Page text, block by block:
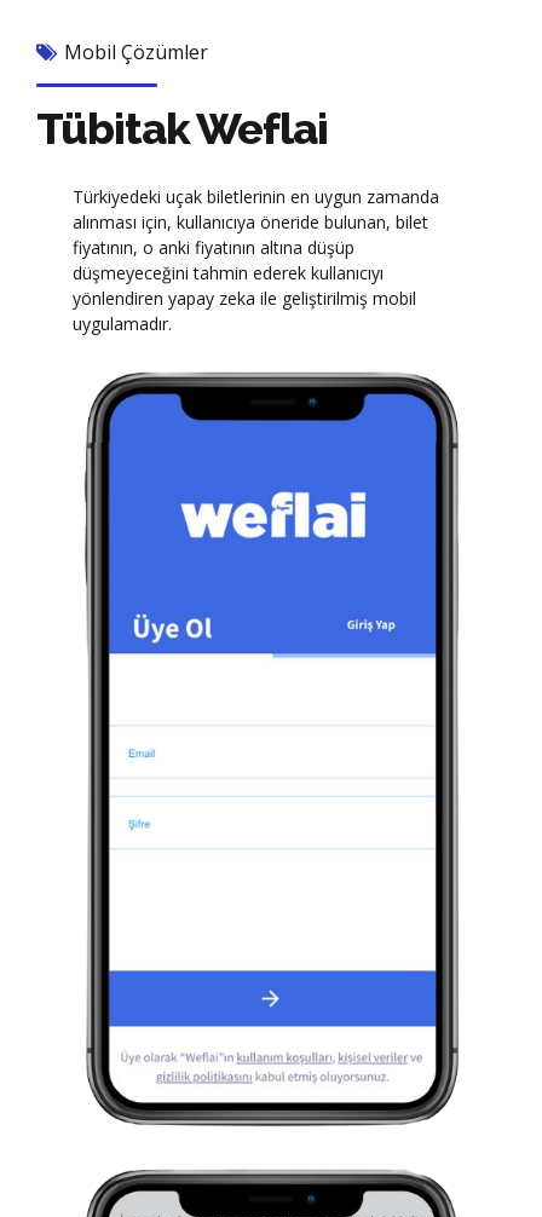
Mobil Çözümler
Tübitak Weflai
Türkiyedeki uçak biletlerinin en uygun zamanda
alınması için, kullanıcıya öneride bulunan, bilet
fiyatının, o anki fiyatının altına düşüp
düşmeyeceğini tahmin ederek kullanıcıyı
yönlendiren yapay zeka ile geliştirilmiş mobil
uygulamadır.